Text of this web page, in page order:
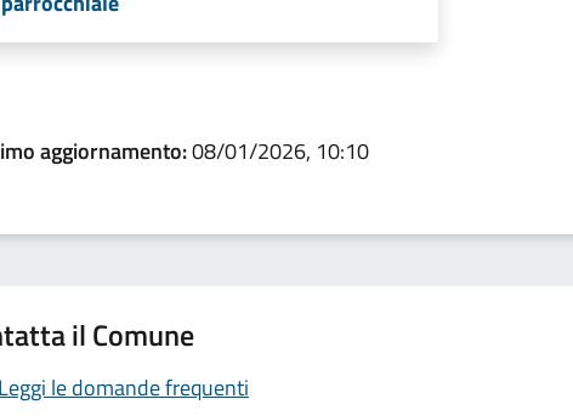
aggiornamento:08/01/2026, 10:10
il Comune
le domande frequenti